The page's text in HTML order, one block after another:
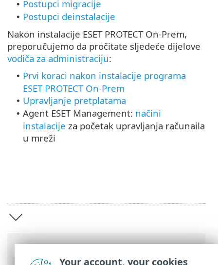
• Postupci migracije
• Postupci deinstalacije
Nakon instalacije ESET PROTECT On-Prem,
preporučujemo da pročitate sljedeće dijelove
vodiča za administraciju:
• Prvi koraci nakon instalacije programa
ESET PROTECT On-Prem
• Upravljanje pretplatama
• Agent ESET Management: načini
instalacije za početak upravljanja računaila
u mreži
Your account, your cookies